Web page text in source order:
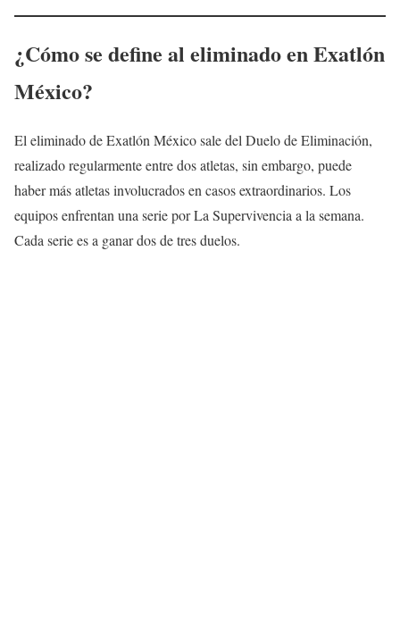
¿Cómo se define al eliminado en Exatlón
México?
El eliminado de Exatlón México sale del Duelo de Eliminación,
realizado regularmente entre dos atletas, sin embargo, puede
haber más atletas involucrados en casos extraordinarios. Los
equipos enfrentan una serie por La Supervivencia a la semana.
Cada serie es a ganar dos de tres duelos.